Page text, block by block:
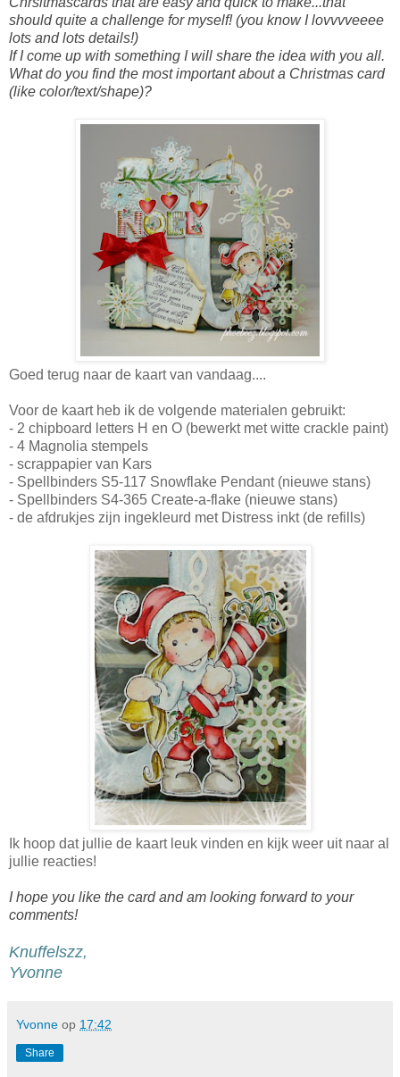
should quite a challenge for myself! (you know I lovvvveeee
lots and lots details!)
If I come up with something I will share the idea with you all.
What do you find the most important about a Christmas card
(like color/text/shape)?
Goed terug naar de kaart van vandaag....
Voor de kaart heb ik de volgende materialen gebruikt:
- 2 chipboard letters H en O (bewerkt met witte crackle paint)
- 4 Magnolia stempels
- scrappapier van Kars
- Spellbinders S5-117 Snowflake Pendant (nieuwe stans)
- Spellbinders S4-365 Create-a-flake (nieuwe stans)
- de afdrukjes zijn ingekleurd met Distress inkt (de refills)
Ik hoop dat jullie de kaart leuk vinden en kijk weer uit naar al
jullie reacties!
I hope you like the card and am looking forward to your
comments!
Knuffelszz,
Yvonne
Yvonne op 17:42
Share